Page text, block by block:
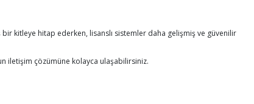
bir kitleye hitap ederken, lisanslı sistemler daha gelişmiş ve güvenilir
iletişim çözümüne kolayca ulaşabilirsiniz.